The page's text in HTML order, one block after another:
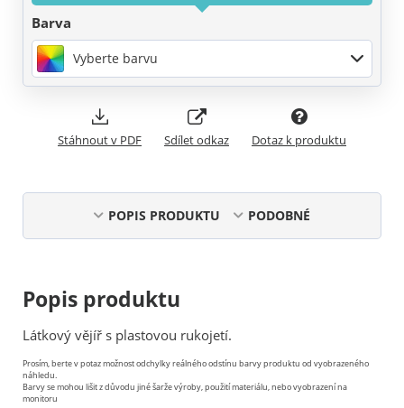
Barva
Vyberte barvu
Stáhnout v PDF Sdílet odkaz Dotaz k produktu
POPIS PRODUKTU PODOBNÉ
Popis produktu
Látkový vějíř s plastovou rukojetí.
Prosím, berte v potaz možnost odchylky reálného odstínu barvy produktu od vyobrazeného
náhledu.
Barvy se mohou lišit z důvodu jiné šarže výroby, použití materiálu, nebo vyobrazení na
monitoru